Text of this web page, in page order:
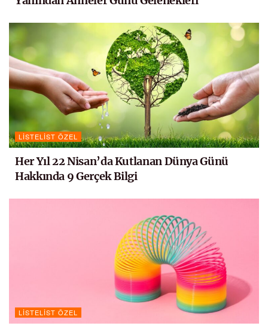
LISTELIST ÖZEL
Her Yıl 22 Nisan’da Kutlanan Dünya Günü
Hakkında 9 Gerçek Bilgi
LISTELIST ÖZEL